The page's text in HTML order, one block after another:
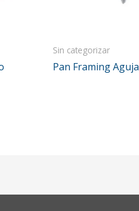
Sin categorizar
Pan Framing Aguja